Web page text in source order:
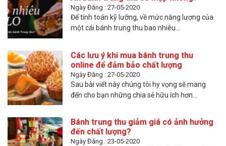
Ngày Đăng : 27-05-2020
Để tính toán kỹ lưỡng, về mức năng lượng của
một cái bánh trung thu bao nhiêu...
Các lưu ý khi mua bánh trung thu
online để đảm bảo chất lượng
Ngày Đăng : 27-05-2020
Sau bài viết này chúng tôi hy vọng sẽ mang
đến cho bạn những chia sẻ hữu ích hơn...
Bánh trung thu giảm giá có ảnh hưởng
đến chất lượng?
Ngày Đăng : 23-05-2020